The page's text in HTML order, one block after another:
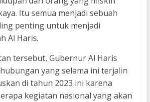
Itu semua menjadi sebuah
penting untuk menjadi
Al Haris.
tersebut, Gubernur Al Haris
yang selama ini terjalin
di tahun 2023 ini karena
kegiatan nasional yang akan